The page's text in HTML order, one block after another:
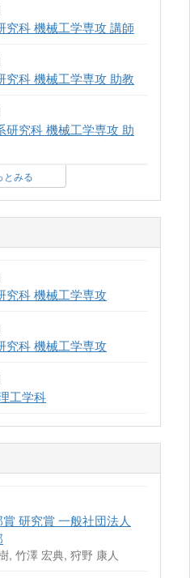
究科 機械工学専攻 講師
究科 機械工学専攻 助教
研究科 機械工学専攻 助
とみる
究科 機械工学専攻
究科 機械工学専攻
工学科
研究賞 一般社団法人
, 竹澤 宏典, 狩野 康人